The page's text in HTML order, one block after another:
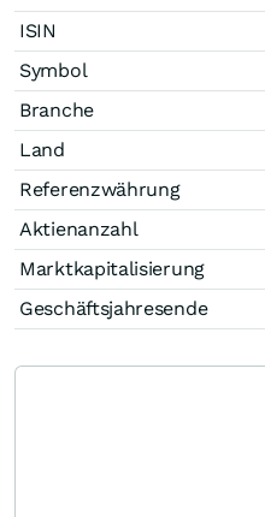
ISIN
Symbol
Branche
Land
Referenzwährung
Aktienanzahl
Marktkapitalisierung
Geschäftsjahresende